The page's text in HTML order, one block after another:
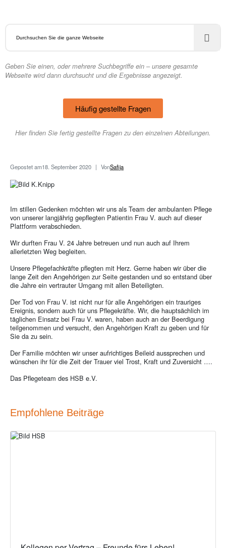
Geben Sie einen, oder mehrere Suchbegriffe ein – unsere gesamte
Webseite wird dann durchsucht und die Ergebnisse angezeigt.
Häufig gestellte Fragen
Hier finden Sie fertig gestellte Fragen zu den einzelnen Abteilungen.
Gepostet am18. September 2020 VonSafija
Im stillen Gedenken möchten wir uns als Team der ambulanten Pflege
von unserer langjährig gepflegten Patientin Frau V. auch auf dieser
Plattform verabschieden.
Wir durften Frau V. 24 Jahre betreuen und nun auch auf Ihrem
allerletzten Weg begleiten.
Unsere Pflegefachkräfte pflegten mit Herz. Gerne haben wir über die
lange Zeit den Angehörigen zur Seite gestanden und so entstand über
die Jahre ein vertrauter Umgang mit allen Beteiligten.
Der Tod von Frau V. ist nicht nur für alle Angehörigen ein trauriges
Ereignis, sondern auch für uns Pflegekräfte. Wir, die hauptsächlich im
täglichen Einsatz bei Frau V. waren, haben auch an der Beerdigung
teilgenommen und versucht, den Angehörigen Kraft zu geben und für
Sie da zu sein.
Der Familie möchten wir unser aufrichtiges Beileid aussprechen und
wünschen ihr für die Zeit der Trauer viel Trost, Kraft und Zuversicht ….
Das Pflegeteam des HSB e.V.
Empfohlene Beiträge